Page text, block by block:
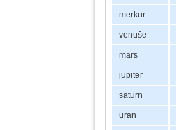
merkur
venuše
mars
jupiter
saturn
uran